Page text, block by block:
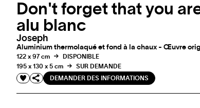
Don't forget that you
alu blanc
Joseph
Aluminium thermolaqué et fond à la chaux - Œuvre
122 x 97 cm
DISPONIBLE
195 x 130 x 5 cm
SUR DEMANDE
DEMANDER DES INFORMATIONS